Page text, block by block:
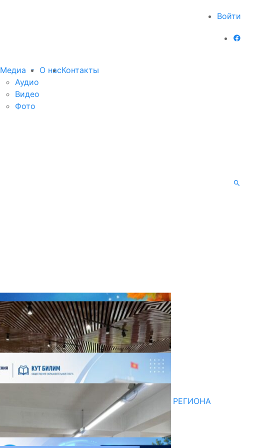
Войти
Медиа
Аудио
Видео
Фото
О насКонтакты
Последние новости
НЕДЕЛЯ В ОБЗОРЕ
07.08.2026
ДЛЯ МЕТОДИСТОВ ЮЖНОГО РЕГИОНА
НАЧАЛОСЬ ОБУЧЕНИЕ
05.08.2026
НЕДЕЛЯ В ОБЗОРЕ